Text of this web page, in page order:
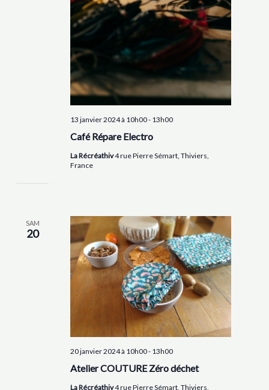
Café Répare Electro
13 janvier 2024 à 10h00- 13h00
La Récréathiv4 rue Pierre Sémart, Thiviers,
France
SAM
20
Atelier COUTURE Zéro déchet
20 janvier 2024 à 10h00- 13h00
La Récréathiv4 rue Pierre Sémart, Thiviers,